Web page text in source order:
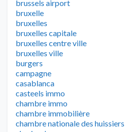
brussels airport
bruxelle
bruxelles
bruxelles capitale
bruxelles centre ville
bruxelles ville
burgers
campagne
casablanca
casteels immo
chambre immo
chambre immobilière
chambre nationale des huissiers